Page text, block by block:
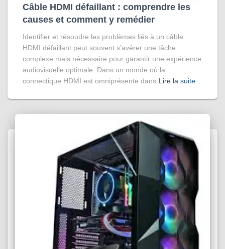
Câble HDMI défaillant : comprendre les
causes et comment y remédier
Identifier et résoudre les problèmes liés à un câble
HDMI défaillant peut souvent s’avérer une tâche
complexe mais nécessaire pour garantir une expérience
audiovisuelle optimale. Dans un monde où la
connectique HDMI est omniprésente dans Lire la suite